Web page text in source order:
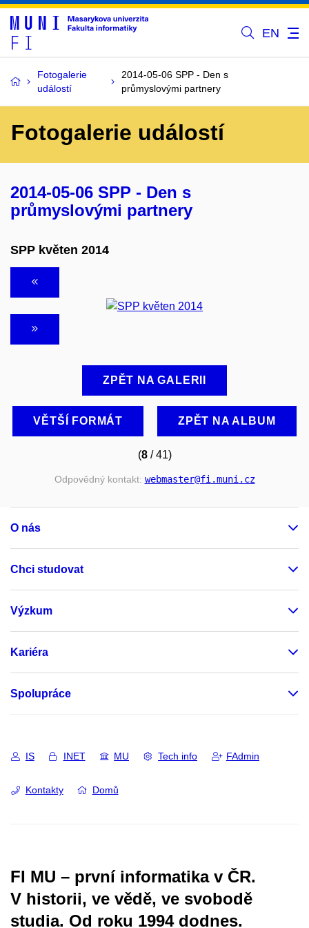
EN
Fotogalerie
událostí
2014-05-06 SPP - Den s
průmyslovými partnery
Fotogalerie událostí
2014-05-06 SPP - Den s
průmyslovými partnery
SPP květen 2014
ZPĚT NA GALERII
VĚTŠÍ FORMÁT ZPĚT NA ALBUM
(8/ 41)
Odpovědný kontakt: webmaster@fi.muni.cz
O nás
Chci studovat
Výzkum
Kariéra
Spolupráce
IS INET MU Tech info FAdmin
Kontakty Domů
FI MU – první informatika v ČR.
V historii, ve vědě, ve svobodě
studia. Od roku 1994 dodnes.